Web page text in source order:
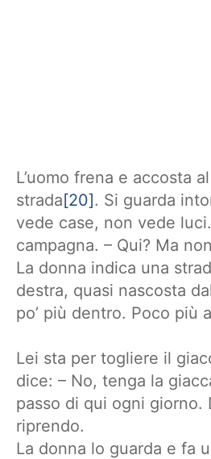
L’uomo frena e accosta
strada[20]. Si guarda
vede case, non vede
campagna. – Qui? Ma
La donna indica una
destra, quasi nascosta
po’ più dentro. Poco più
Lei sta per togliere il
dice: – No, tenga la
passo di qui ogni giorno.
riprendo.
La donna lo guarda e fa